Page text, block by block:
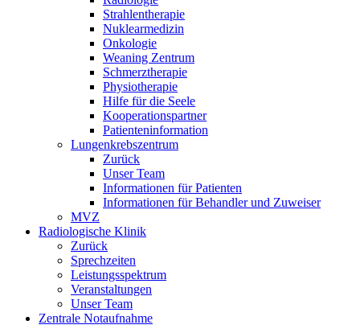
Strahlentherapie
Nuklearmedizin
Onkologie
Weaning Zentrum
Schmerztherapie
Physiotherapie
Hilfe für die Seele
Kooperationspartner
Patienteninformation
Lungenkrebszentrum
Zurück
Unser Team
Informationen für Patienten
Informationen für Behandler und Zuweiser
MVZ
Radiologische Klinik
Zurück
Sprechzeiten
Leistungsspektrum
Veranstaltungen
Unser Team
Zentrale Notaufnahme